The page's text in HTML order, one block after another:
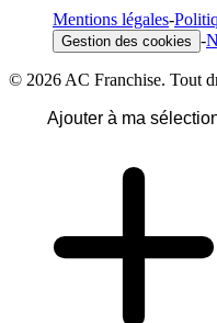
Mentions légales-
Gestion des cookies -
© 2026 AC Franchise. Tout
Ajouter à ma